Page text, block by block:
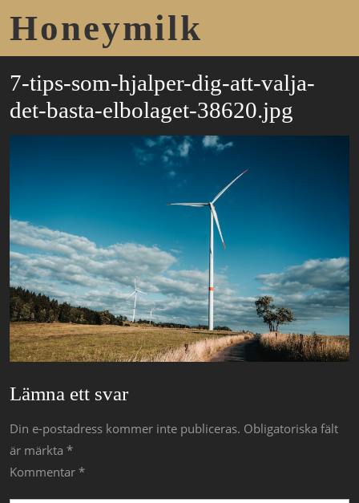
Honeymilk
7-tips-som-hjalper-dig-att-valja-
det-basta-elbolaget-38620.jpg
Lämna ett svar
Din e-postadress kommer inte publiceras. Obligatoriska fält
är märkta *
Kommentar *